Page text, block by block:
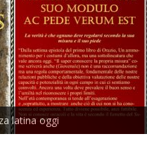
latina oggi